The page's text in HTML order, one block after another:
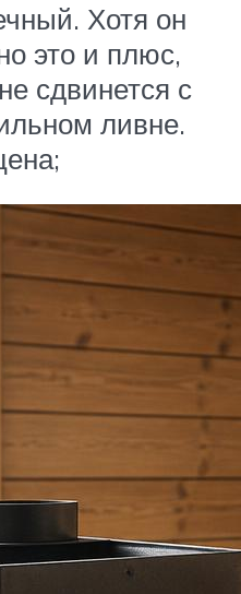
Хотя он
это и плюс,
сдвинется с
ливне.